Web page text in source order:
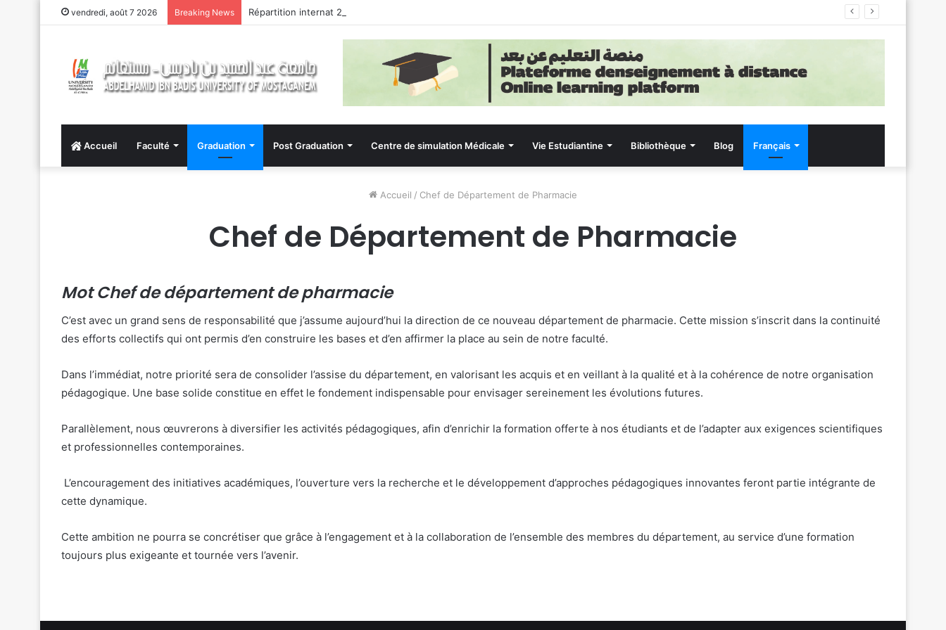
vendredi, août 7 2026 Breaking News Répartition internat 2026
Accueil Faculté Graduation Post Graduation Centre de simulation Médicale Vie Estudiantine Bibliothèque Blog Français
Accueil / Chef de Département de Pharmacie
Chef de Département de Pharmacie
Mot Chef de département de pharmacie
C’est avec un grand sens de responsabilité que j’assume aujourd’hui la direction de ce nouveau département de pharmacie. Cette mission s’inscrit dans la continuité
des efforts collectifs qui ont permis d’en construire les bases et d’en affirmer la place au sein de notre faculté.
Dans l’immédiat, notre priorité sera de consolider l’assise du département, en valorisant les acquis et en veillant à la qualité et à la cohérence de notre organisation
pédagogique. Une base solide constitue en effet le fondement indispensable pour envisager sereinement les évolutions futures.
Parallèlement, nous œuvrerons à diversifier les activités pédagogiques, afin d’enrichir la formation offerte à nos étudiants et de l’adapter aux exigences scientifiques
et professionnelles contemporaines.
L’encouragement des initiatives académiques, l’ouverture vers la recherche et le développement d’approches pédagogiques innovantes feront partie intégrante de
cette dynamique.
Cette ambition ne pourra se concrétiser que grâce à l’engagement et à la collaboration de l’ensemble des membres du département, au service d’une formation
toujours plus exigeante et tournée vers l’avenir.